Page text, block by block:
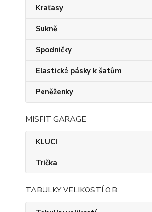
Kraťasy
Sukně
Spodničky
Elastické pásky k šatům
Peněženky
MISFIT GARAGE
KLUCI
Trička
TABULKY VELIKOSTÍ O.B.